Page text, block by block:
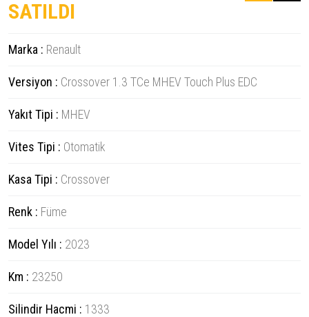
SATILDI
Marka : Renault
Versiyon : Crossover 1.3 TCe MHEV Touch Plus EDC
Yakıt Tipi : MHEV
Vites Tipi : Otomatik
Kasa Tipi : Crossover
Renk : Füme
Model Yılı : 2023
Km : 23250
Silindir Hacmi : 1333